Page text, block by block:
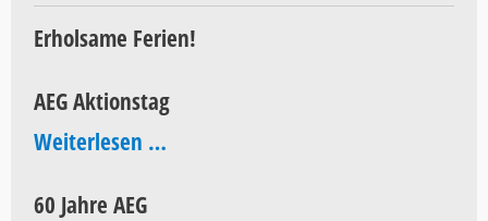
Erholsame Ferien!
AEG Aktionstag
Weiterlesen …AEG
60 Jahre AEG